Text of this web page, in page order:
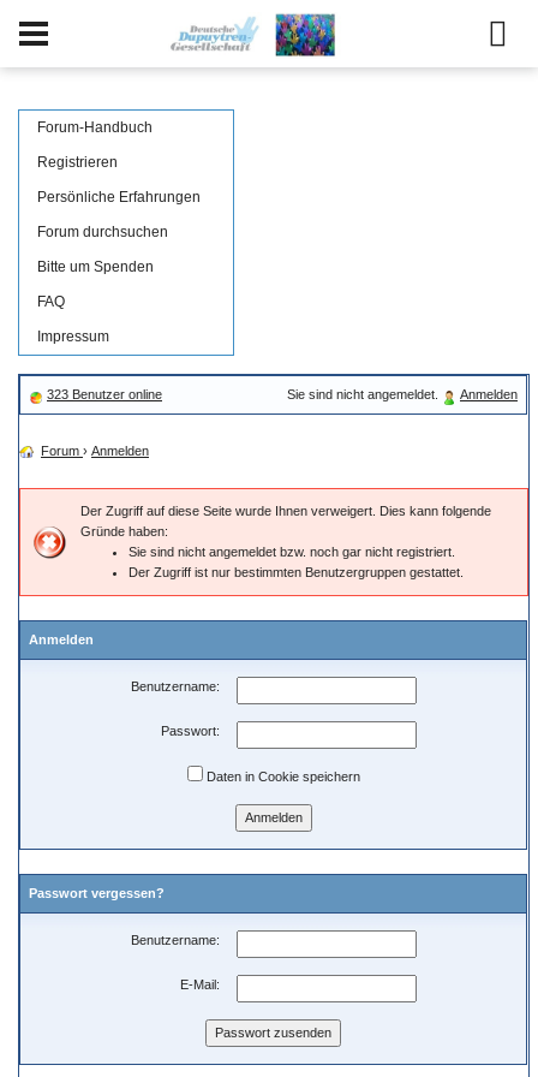
Forum-Handbuch
Registrieren
Persönliche Erfahrungen
Forum durchsuchen
Bitte um Spenden
FAQ
Impressum
323 Benutzer online Sie sind nicht angemeldet. Anmelden
Forum › Anmelden
Der Zugriff auf diese Seite wurde Ihnen verweigert. Dies kann folgende
Gründe haben:
Sie sind nicht angemeldet bzw. noch gar nicht registriert.
Der Zugriff ist nur bestimmten Benutzergruppen gestattet.
Anmelden
Benutzername:
Passwort:
Daten in Cookie speichern
Passwort vergessen?
Benutzername:
E-Mail: